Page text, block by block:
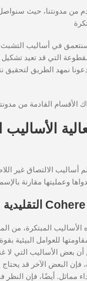
من مدونتنا، حيث
في أساليب التشبث
التي قد تعيد تشكيل
نمهد الطريق لتحقيق
الأقسام القادمة من
الأساليب
أساليب الالتصاق غير
وعمليتها مقارنة
الأساليب المبتكرة، من
للعوامل البيئية
بعض الأساليب التي لا
البعض الآخر قد
مماثل. أيضًا، فإن النظر